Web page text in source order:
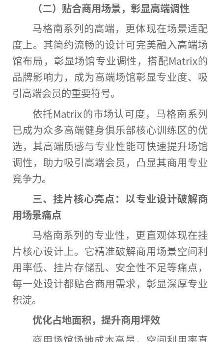
（二）贴合商用场景，彰显高端调性
马格南系列的高端，更体现在场景适配
度上。其简约流畅的设计可完美融入高端场
馆布局，彰显场馆专业调性，搭配Matrix的
品牌影响力，成为高端场馆彰显专业度、吸
引高端会员的重要符号。
依托Matrix的市场认可度，马格南系列
已成为众多高端健身俱乐部核心训练区的优
选，其高端质感与专业性能可快速提升场馆
调性，助力吸引高端会员，凸显其商用专业
竞争力。
三、 挂片核心亮点：以专业设计破解商
用场景痛点
马格南系列的专业性，更直观体现在挂
片核心设计上。它精准破解商用场景空间利
用率低、挂片存储乱、安全性不足等痛点，
每一处设计都贴合商用需求，彰显深厚专业
积淀。
优化占地面积，提升商用坪效